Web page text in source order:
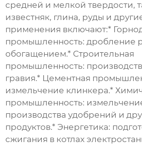
средней и мелкой твердости,
известняк, глина, руды и
применения включают:*
промышленность: дробление
обогащением.* Строительная
промышленность:
гравия.* Цементная
измельчение клинкера.*
промышленность:
производства удобрений и
продуктов.* Энергетика:
сжигания в котлах